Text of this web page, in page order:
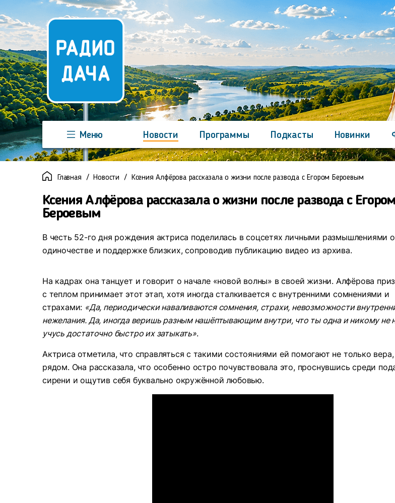
Меню Новости Программы Подкасты Новинки
Команда
Регионы Реклама Контакты
Главная Новости Ксения Алфёрова рассказала о жизни после развода с Егором Бероевым
Ксения Алфёрова рассказала о жизни после развода с Егором
Бероевым
В честь 52-го дня рождения актриса поделилась в соцсетях личными размышлениями
одиночестве и поддержке близких, сопроводив публикацию видео из архива.
На кадрах она танцует и говорит о начале «новой волны» в своей жизни. Алфёрова
с теплом принимает этот этап, хотя иногда сталкивается с внутренними сомнениями и
страхами: «Да, периодически наваливаются сомнения, страхи, невозможности
нежелания. Да, иногда веришь разным нашёптывающим внутри, что ты одна и никому не
учусь достаточно быстро их затыкать».
Актриса отметила, что справляться с такими состояниями ей помогают не только
рядом. Она рассказала, что особенно остро почувствовала это, проснувшись среди
сирени и ощутив себя буквально окружённой любовью.